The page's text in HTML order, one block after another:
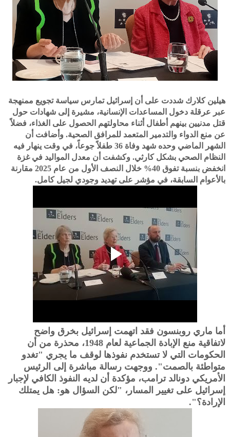
هيلين كلارك شددت على أن إسرائيل تمارس سياسة تجويع ممنهجة
عبر عرقلة دخول المساعدات الإنسانية، مشيرة إلى شهادات حول
قتل مدنيين بينهم أطفال أثناء محاولتهم الحصول على الغذاء، فضلاً
عن منع الدواء والتدمير المتعمد للمرافق الصحية. وأضافت أن
الشهر الماضي وحده شهد وفاة 36 طفلاً جوعاً، في وقت ينهار فيه
النظام الصحي بشكل كارثي. وكشفت أن معدل المواليد في غزة
انخفض بنسبة تفوق 40% خلال النصف الأول من عام 2025 مقارنة
بالأعوام السابقة، في مؤشر على تهديد وجودي لجيل كامل.
أما ماري روبنسون فقد اتهمت إسرائيل بخرق واضح
لاتفاقية منع الإبادة الجماعية لعام 1948، محذرة من أن
الحكومات التي لا تستخدم نفوذها لوقف ما يجري "تغدو
متواطئة بالصمت". ووجهت رسالة مباشرة إلى الرئيس
الأمريكي دونالد ترامب، مؤكدة أن لديه النفوذ الكافي لإجبار
إسرائيل على تغيير المسار، "لكن السؤال هو: هل يمتلك
الإرادة؟".